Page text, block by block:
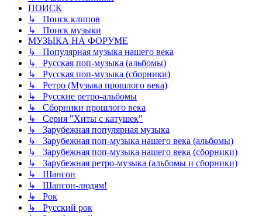
ПОИСК
↳ Поиск клипов
↳ Поиск музыки
МУЗЫКА НА ФОРУМЕ
↳ Популярная музыка нашего века
↳ Русская поп-музыка (альбомы)
↳ Русская поп-музыка (сборники)
↳ Ретро (Музыка прошлого века)
↳ Русские ретро-альбомы
↳ Сборники прошлого века
↳ Серия "Хиты с катушек"
↳ Зарубежная популярная музыка
↳ Зарубежная поп-музыка нашего века (альбомы)
↳ Зарубежная поп-музыка нашего века (сборники)
↳ Зарубежная ретро-музыка (альбомы и сборники)
↳ Шансон
↳ Шансон-людям!
↳ Рок
↳ Русский рок